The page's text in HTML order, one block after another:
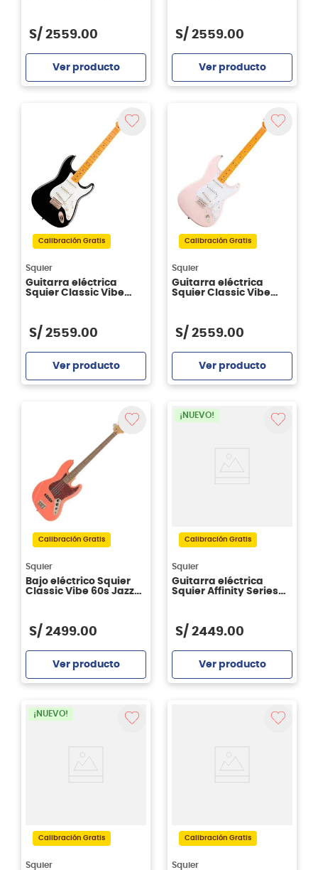
S/ 2559.00
Ver producto
S/ 2559.00
Ver producto
Calibración Gratis
Squier
Guitarra eléctrica
Squier Classic Vibe
S/ 2559.00
Ver producto
Calibración Gratis
Squier
Guitarra eléctrica
Squier Classic Vibe
S/ 2559.00
Ver producto
Calibración Gratis
Squier
Bajo eléctrico Squier
Classic Vibe 60s Jazz
S/ 2499.00
Ver producto
¡NUEVO!
Calibración Gratis
Squier
Guitarra eléctrica
Squier Affinity Series
S/ 2449.00
Ver producto
¡NUEVO!
Calibración Gratis
Squier
Calibración Gratis
Squier